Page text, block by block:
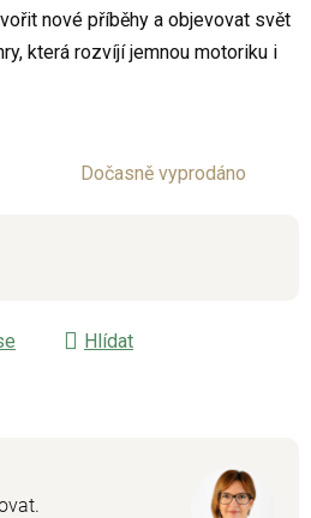
nové příběhy a objevovat svět
která rozvíjí jemnou motoriku i
Dočasně vyprodáno
Hlídat